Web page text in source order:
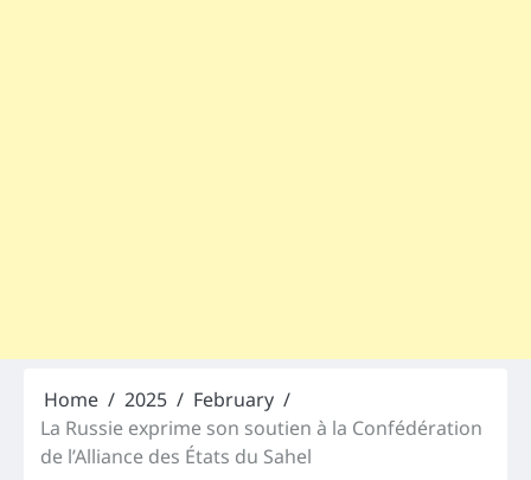
Home 2025
February
La Russie exprime son soutien à la Confédération
de l’Alliance des États du Sahel